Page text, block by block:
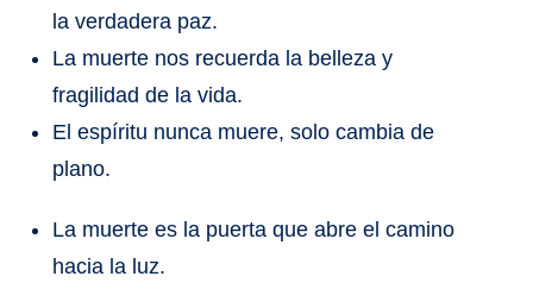
la verdadera paz.
La muerte nos recuerda la belleza y
fragilidad de la vida.
El espíritu nunca muere, solo cambia de
plano.
La muerte es la puerta que abre el camino
hacia la luz.